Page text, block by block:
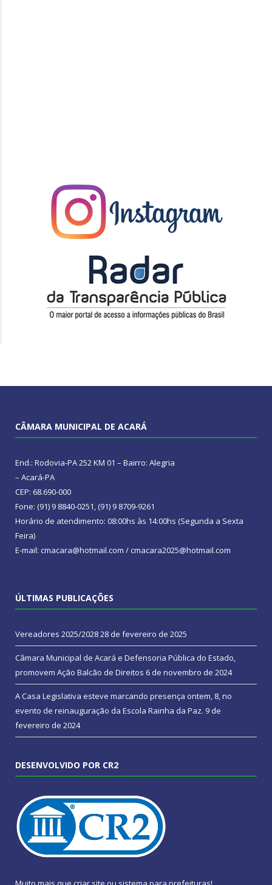
CÂMARA MUNICIPAL DE ACARÁ
End.: Rodovia-PA 252 KM 01 – Bairro: Alegria
– Acará-PA
CEP: 68.690-000
Fone: (91) 9 8840-0251, (91) 9 8709-9261
Horário de atendimento: 08:00hs às 14:00hs (Segunda a Sexta
Feira)
E-mail: cmacara@hotmail.com / cmacara2025@hotmail.com
ÚLTIMAS PUBLICAÇÕES
Vereadores 2025/202828 de fevereiro de 2025
Câmara Municipal de Acará e Defensoria Pública do Estado,
promovem Ação Balcão de Direitos 6 de novembro de 2024
A Casa Legislativa esteve marcando presença ontem, 8, no
evento de reinauguração da Escola Rainha da Paz. 9 de
fevereiro de 2024
DESENVOLVIDO POR CR2